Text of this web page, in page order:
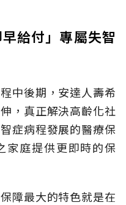
給付」專屬失智
中後期，安達人壽希
，真正解決高齡化社
症病程發展的醫療保
家庭提供更即時的保
障最大的特色就是在